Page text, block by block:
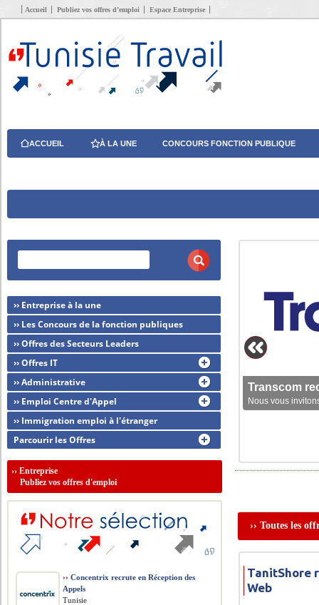
Accueil Publiez vos offres d’emploi Espace Entreprise
ACCUEIL À LA UNE CONCOURS FONCTION PUBLIQUE
Transcom
Nous vous
›› Toutes les
TanitShore
Web
›› Entreprise à la une
›› Les Concours de la fonction publiques
›› Offres des Secteurs Leaders
›› Offres IT
›› Administrative
›› Emploi Centre d'Appel
›› Immigration emploi à l'étranger
Parcourir les Offres
››Entreprise
Publiez vos offres d'emploi
›› Concentrix recrute en Réception des
Appels
Tunisie